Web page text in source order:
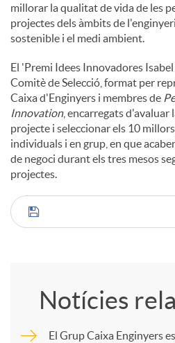
millorar la qualitat de vida de les
projectes dels àmbits de
sostenible i el medi ambient.
El 'Premi Idees Innovadores
Comitè de Selecció, format per
Caixa d'Enginyers i membres de
Innovation, encarregats d'avaluar
projecte i seleccionar els 10
individuals i en grup, en que
de negoci durant els tres mesos
projectes.
C
Notícies
El Grup Caixa Enginyers